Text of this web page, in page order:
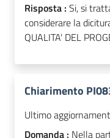
Risposta : Si, si
considerare la
QUALITA' DEL
Chiarimento
Ultimo
Domanda : Nella